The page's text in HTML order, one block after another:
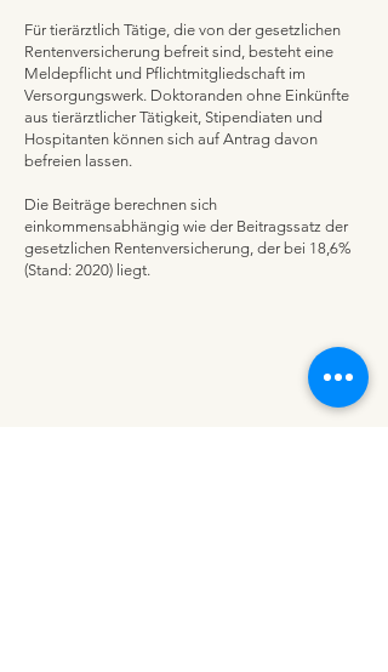
Für tierärztlich Tätige, die von der gesetzlichen
Rentenversicherung befreit sind, besteht eine
Meldepflicht und Pflichtmitgliedschaft im
Versorgungswerk. Doktoranden ohne Einkünfte
aus tierärztlicher Tätigkeit, Stipendiaten und
Hospitanten können sich auf Antrag davon
befreien lassen.
Die Beiträge berechnen sich
einkommensabhängig wie der Beitragssatz der
gesetzlichen Rentenversicherung, der bei 18,6%
(Stand: 2020) liegt.